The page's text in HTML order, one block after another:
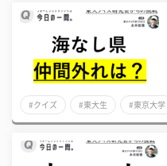
#クイズ #東大生 #東京大学